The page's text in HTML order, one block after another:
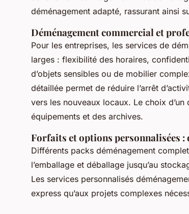
déménagement adapté, rassurant ainsi
Déménagement commercial et
Pour les entreprises, les services de
larges : flexibilité des horaires,
d’objets sensibles ou de mobilier
détaillée permet de réduire l’arrêt
vers les nouveaux locaux. Le choix
équipements et des archives.
Forfaits et options personnalisées :
Différents packs déménagement
l’emballage et déballage jusqu’au
Les services personnalisés
express qu’aux projets complexes